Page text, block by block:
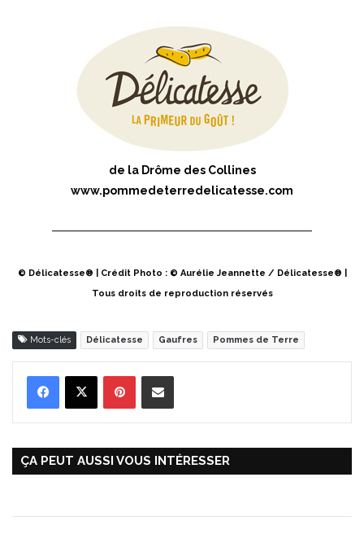
de la Drôme des Collines
www.pommedeterredelicatesse.com
© Délicatesse® | Crédit Photo : © Aurélie Jeannette / Délicatesse® |
Tous droits de reproduction réservés
Mots-clés Délicatesse Gaufres Pommes de Terre
ÇA PEUT AUSSI VOUS INTÉRESSER